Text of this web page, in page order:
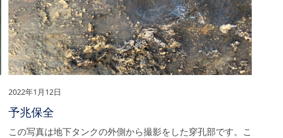
2022年1月12日
予兆保全
この写真は地下タンクの外側から撮影をした穿孔部です。こ